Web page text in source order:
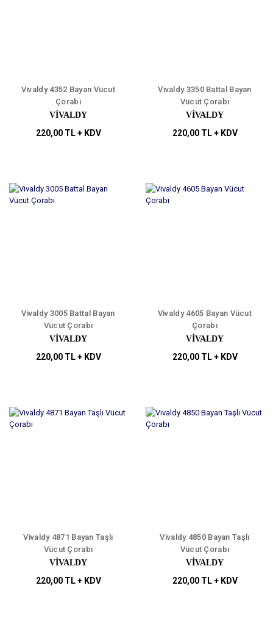
Vivaldy 4352 Bayan Vücut
Çorabı
VİVALDY
220,00 TL + KDV
Vivaldy 3350 Battal Bayan
Vücut Çorabı
VİVALDY
220,00 TL + KDV
Vivaldy 3005 Battal Bayan
Vücut Çorabı
VİVALDY
220,00 TL + KDV
Vivaldy 4605 Bayan Vücut
Çorabı
VİVALDY
220,00 TL + KDV
Vivaldy 4871 Bayan Taşlı
Vücut Çorabı
VİVALDY
220,00 TL + KDV
Vivaldy 4850 Bayan Taşlı
Vücut Çorabı
VİVALDY
220,00 TL + KDV